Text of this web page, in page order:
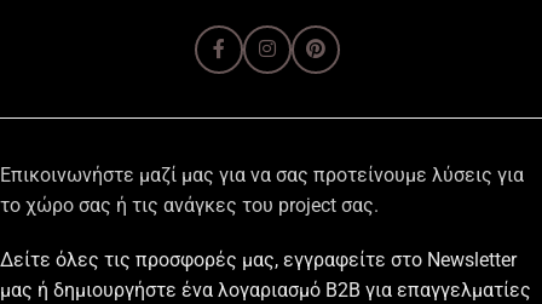
Επικοινωνήστε μαζί μας για να σας προτείνουμε λύσεις για
το χώρο σας ή τις ανάγκες του project σας.
Δείτε όλες τις προσφορές μας, εγγραφείτε στο Newsletter
μας ή δημιουργήστε ένα λογαριασμό B2B για επαγγελματίες